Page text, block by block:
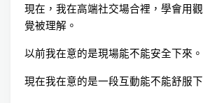
現在，我在高端社交場合裡，學會用
覺被理解。
以前我在意的是現場能不能安全下來。
現在我在意的是一段互動能不能舒服下